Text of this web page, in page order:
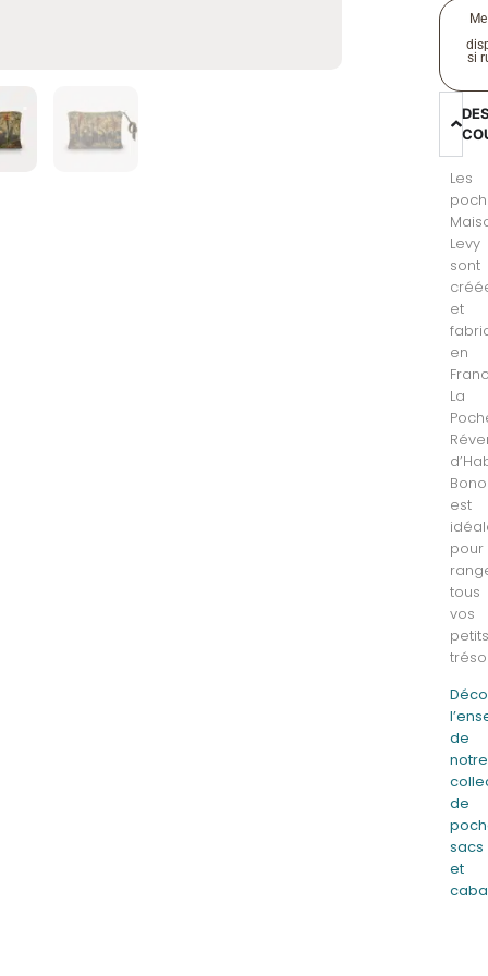
si
Les
Levy
sont
et
en
La
est
pour
tous
vos
de
notre
de
sacs
et